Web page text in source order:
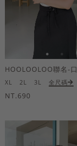
XL 2L 3L 全尺碼
NT.690